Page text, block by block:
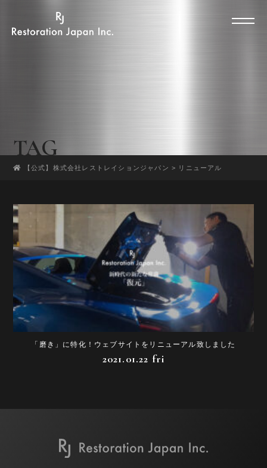
TAG
【公式】株式会社レストレイションジャパン > リニューアル
「磨き」に特化！ウェブサイトをリニューアル致しました
2021.01.22 fri